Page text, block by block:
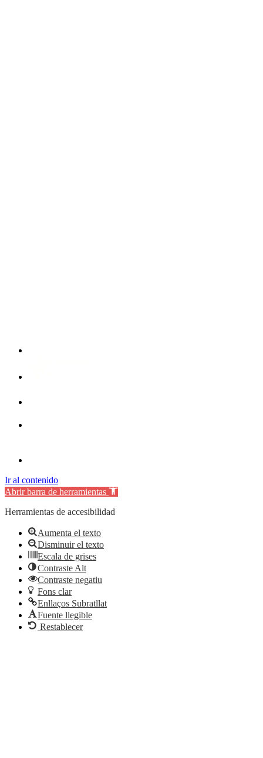
Ir al contenido
Abrir barra de herramientas
Herramientas de accesibilidad
Aumenta el texto
Disminuir el texto
Escala de grises
Contraste Alt
Contraste negatiu
Fons clar
Enllaços Subratllat
Fuente llegible
Restablecer